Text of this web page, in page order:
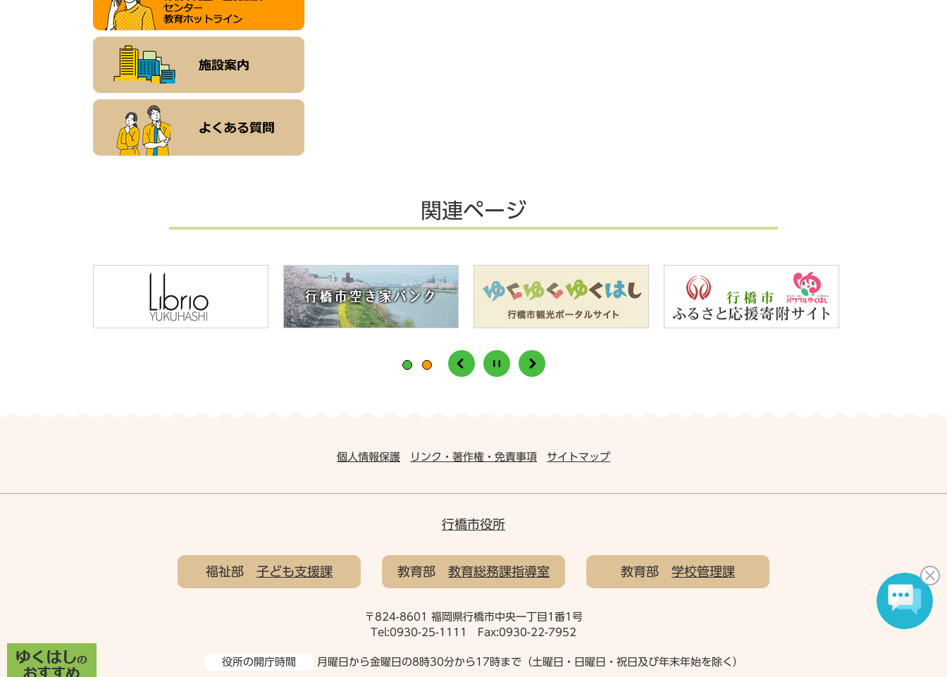
関連ページ
個人情報保護 リンク・著作権・免責事項 サイトマップ
行橋市役所
福祉部 子ども支援課 教育部 教育総務課指導室 教育部 学校管理課
〒824-8601 福岡県行橋市中央一丁目1番1号
Tel:0930-25-1111 Fax:0930-22-7952
役所の開庁時間 月曜日から金曜日の8時30分から17時まで（土曜日・日曜日・祝日及び年末年始を除く）